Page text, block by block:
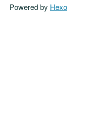
Powered by Hexo